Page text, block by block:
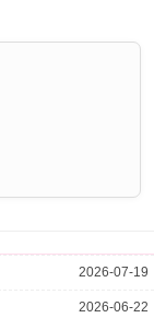
2026-07-19
2026-06-22